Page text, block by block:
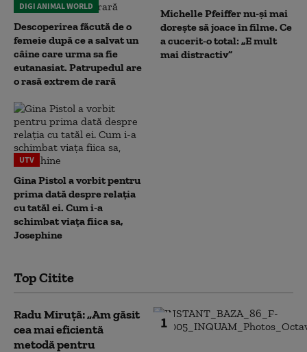
DIGI ANIMAL WORLD
Descoperirea făcută de o
femeie după ce a salvat un
câine care urma sa fie
eutanasiat. Patrupedul are
o rasă extrem de rară
Michelle Pfeiffer nu-și mai
dorește să joace în filme. Ce
a cucerit-o total: „E mult
mai distractiv”
UTV
Gina Pistol a vorbit pentru
prima dată despre relația
cu tatăl ei. Cum i-a
schimbat viața fiica sa,
Josephine
Top Citite
1
Radu Miruță: „Am găsit
cea mai eficientă
metodă pentru